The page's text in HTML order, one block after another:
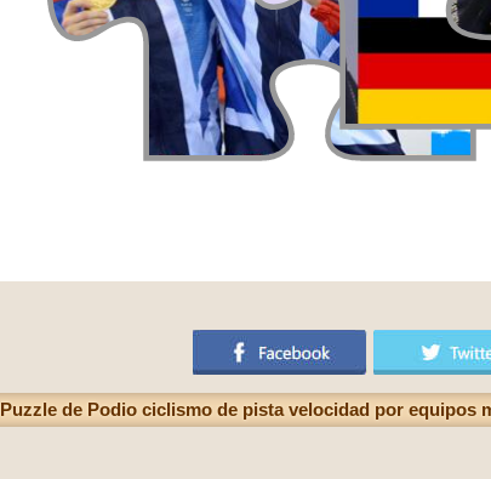
Puzzle de Podio ciclismo de pista velocidad por equipos